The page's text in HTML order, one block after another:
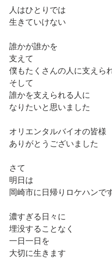
人はひとりでは
生きていけない
誰かが誰かを
支えて
僕もたくさんの人に支えら
そして
誰かを支えられる人に
なりたいと思いました
オリエンタルバイオの皆様
ありがとうございました
さて
明日は
岡崎市に日帰りロケハンで
濃すぎる日々に
埋没することなく
一日一日を
大切に生きます